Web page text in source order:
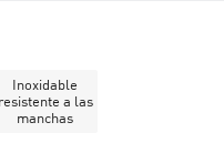
Inoxidable
resistente a las
manchas